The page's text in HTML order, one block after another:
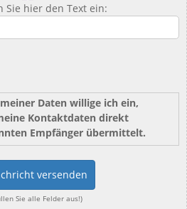
Sie hier den Text ein:
Daten willige ich ein,
Kontaktdaten direkt
Empfänger übermittelt.
versenden
Sie alle Felder aus!)